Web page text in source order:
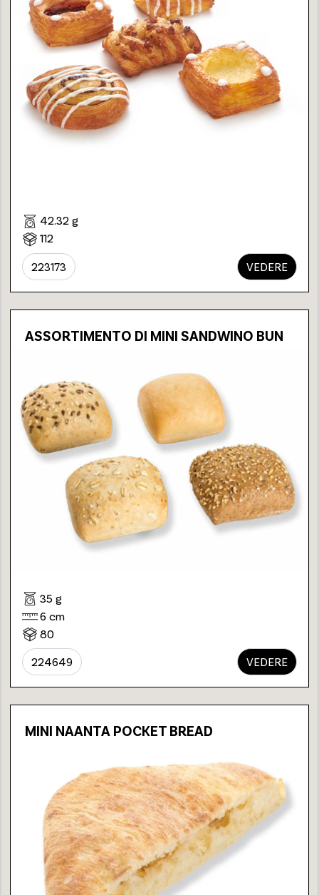
42.32 g
112
223173 VEDERE
ASSORTIMENTO DI MINI SANDWINO BUN
35 g
6 cm
80
224649 VEDERE
MINI NAANTA POCKET BREAD